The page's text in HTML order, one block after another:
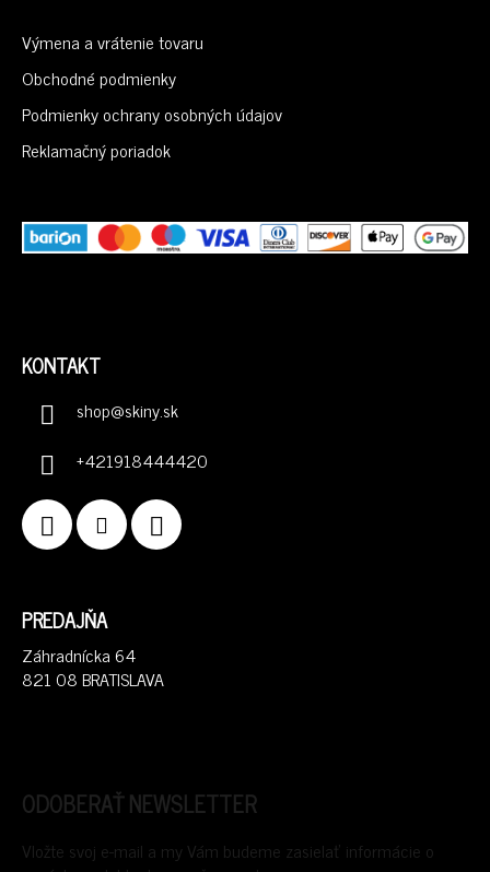
Výmena a vrátenie tovaru
Obchodné podmienky
Podmienky ochrany osobných údajov
Reklamačný poriadok
KONTAKT
shop@skiny.sk
+421918444420
PREDAJŇA
Záhradnícka 64
821 08 BRATISLAVA
ODOBERAŤ NEWSLETTER
Vložte svoj e-mail a my Vám budeme zasielať informácie o